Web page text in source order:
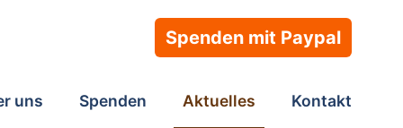
Spenden mit Paypal
uns Spenden Aktuelles Kontakt